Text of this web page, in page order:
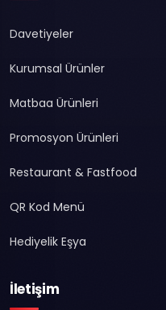
Davetiyeler
Kurumsal Ürünler
Matbaa Ürünleri
Promosyon Ürünleri
Restaurant & Fastfood
QR Kod Menü
Hediyelik Eşya
İletişim